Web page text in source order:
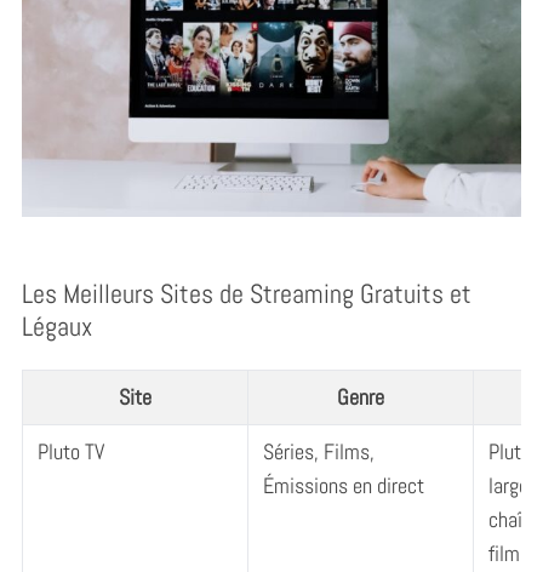
Les Meilleurs Sites de Streaming Gratuits et
Légaux
Site Genre
Pluto TV
Séries, Films,
Émissions en direct
Pluto
large
films